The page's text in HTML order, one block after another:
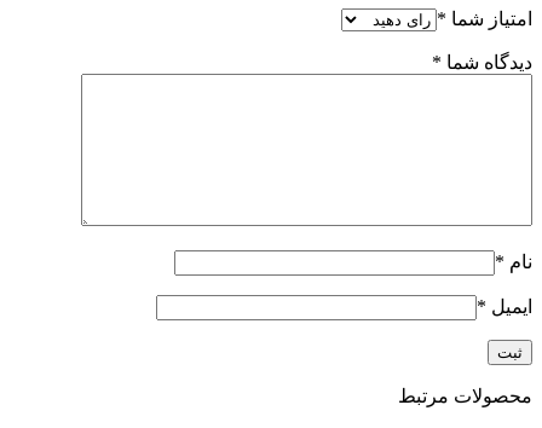
امتیاز شما *
دیدگاه شما *
نام *
ایمیل *
محصولات مرتبط